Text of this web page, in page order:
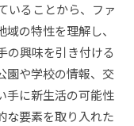
いることから、ファ
の特性を理解し、
の興味を引き付ける
園や学校の情報、交
手に新生活の可能性
な要素を取り入れた